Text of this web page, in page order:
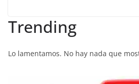
Trending
Lo lamentamos. No hay nada que